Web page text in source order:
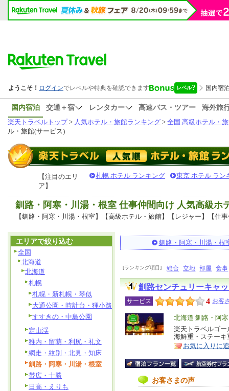
国内宿泊 交通＋宿 レンタカー 高速バス・ツアー
海外旅
楽天トラベルトップ> 人気ホテル・旅館ランキング > 全国 高級ホテル・
ル・旅館(サービス)
【注目のエリ
ア】
札幌 ホテル ランキング 東京 ホテル ラン
釧路・阿寒・川湯・根室 仕事仲間向け 人気高級
【釧路・阿寒・川湯・根室】【高級ホテル・旅館】【レジャー】【仕
釧路・阿寒・川湯・根
[ランキング項目] 総合 立地 部屋 食事
釧路センチュリーキャ
サービス 4 お客
エ
リ
ア
北海道 釧路・阿
特
徴
楽天トラベルゴ
海鮮重・ステー
お気に入りに
お客さまの声
エリアで絞り込む
全国
北海道
北海道
札幌
札幌・新札幌・琴似
大通公園・時計台・狸小路
すすきの・中島公園
定山渓
稚内・留萌・利尻・礼文
網走・紋別・北見・知床
釧路・阿寒・川湯・根室
帯広・十勝
日高・えりも